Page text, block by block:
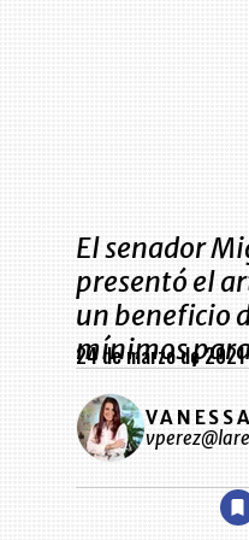
El senador
presentó el
un beneficio
mínimos
24 de marzo de 2021